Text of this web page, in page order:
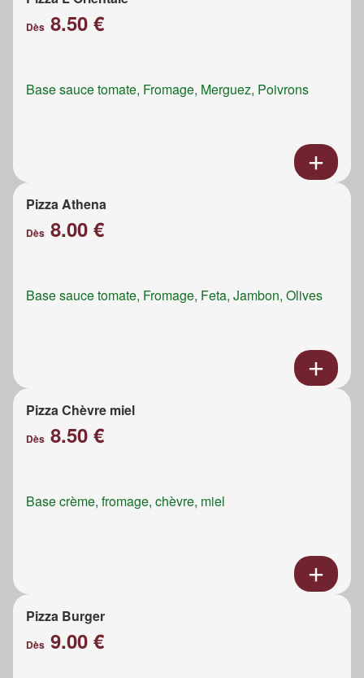
Dès 8.50 €
Base sauce tomate, Fromage, Merguez, Poivrons
Pizza Athena
Dès 8.00 €
Base sauce tomate, Fromage, Feta, Jambon, Olives
Pizza Chèvre miel
Dès 8.50 €
Base crème, fromage, chèvre, miel
Pizza Burger
Dès 9.00 €